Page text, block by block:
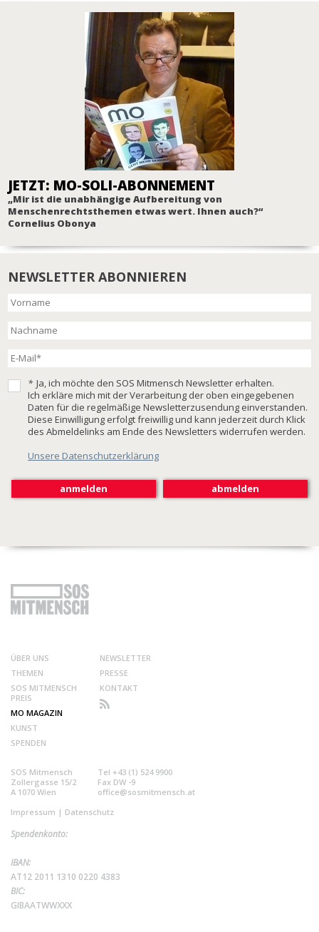
JETZT: MO-SOLI-ABONNEMENT
„Mir ist die unabhängige Aufbereitung von
Menschenrechtsthemen etwas wert. Ihnen auch?“
Cornelius Obonya
NEWSLETTER ABONNIEREN
* Ja, ich möchte den SOS Mitmensch Newsletter erhalten.
Ich erkläre mich mit der Verarbeitung der oben eingegebenen
Daten für die regelmäßige Newsletterzusendung einverstanden.
Diese Einwilligung erfolgt freiwillig und kann jederzeit durch Klick
des Abmeldelinks am Ende des Newsletters widerrufen werden.
Unsere Datenschutzerklärung
ÜBER UNS
THEMEN
SOS MITMENSCH
PREIS
MO MAGAZIN
KUNST
SPENDEN
NEWSLETTER
PRESSE
KONTAKT
SOS Mitmensch
Zollergasse 15/2
A 1070 Wien
Tel +43 (1) 524 9900
Fax DW -9
office@sosmitmensch.at
Impressum | Datenschutz
Spendenkonto:
IBAN:
AT12 2011 1310 0220 4383
BIC:
GIBAATWWXXX